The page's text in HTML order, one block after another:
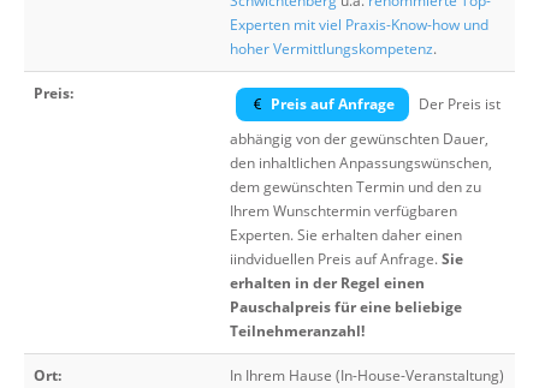
Experten mit viel Praxis-Know-how und
hoher Vermittlungskompetenz.
Preis:
Preis auf Anfrage
Der Preis ist
abhängig von der gewünschten Dauer,
den inhaltlichen Anpassungswünschen,
dem gewünschten Termin und den zu
Ihrem Wunschtermin verfügbaren
Experten. Sie erhalten daher einen
iindviduellen Preis auf Anfrage.Sie
erhalten in der Regel einen
Pauschalpreis für eine beliebige
Teilnehmeranzahl!
Ort:
In Ihrem Hause (In-House-Veranstaltung)